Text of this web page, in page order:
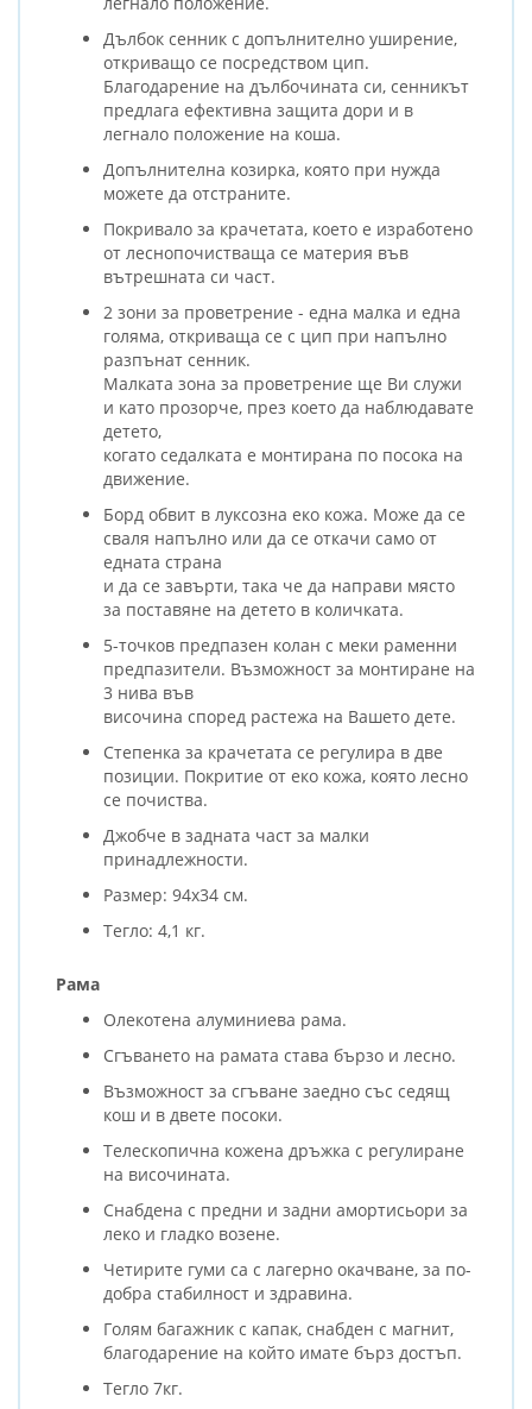
Дълбок сенник с допълнително уширение,
откриващо се посредством цип.
Благодарение на дълбочината си, сенникът
предлага ефективна защита дори и в
легнало положение на коша.
Допълнителна козирка, която при нужда
можете да отстраните.
Покривало за крачетата, което е изработено
от леснопочистваща се материя във
вътрешната си част.
2 зони за проветрение - една малка и една
голяма, откриваща се с цип при напълно
разпънат сенник.
Малката зона за проветрение ще Ви служи
и като прозорче, през което да наблюдавате
детето,
когато седалката е монтирана по посока на
движение.
Борд обвит в луксозна еко кожа. Може да се
сваля напълно или да се откачи само от
едната страна
и да се завърти, така че да направи място
за поставяне на детето в количката.
5-точков предпазен колан с меки раменни
предпазители. Възможност за монтиране на
3 нива във
височина според растежа на Вашето дете.
Степенка за крачетата се регулира в две
позиции. Покритие от еко кожа, която лесно
се почиства.
Джобче в задната част за малки
принадлежности.
Размер: 94х34 см.
Тегло: 4,1 кг.
Рама
Олекотена алуминиева рама.
Сгъването на рамата става бързо и лесно.
Възможност за сгъване заедно със седящ
кош и в двете посоки.
Телескопична кожена дръжка с регулиране
на височината.
Снабдена с предни и задни амортисьори за
леко и гладко возене.
Четирите гуми са с лагерно окачване, за по-
добра стабилност и здравина.
Голям багажник с капак, снабден с магнит,
благодарение на който имате бърз достъп.
Тегло 7кг.